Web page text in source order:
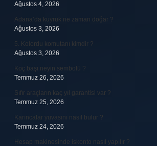
Ağustos 4, 2026
Adana’da kuyruk ne zaman doğar ?
Ağustos 3, 2026
5. Kolordu komutanı kimdir ?
Ağustos 3, 2026
Koç başı neyin sembolü ?
Temmuz 26, 2026
Sıfır araçların kaç yıl garantisi var ?
Temmuz 25, 2026
Karıncalar yuvasını nasıl bulur ?
Temmuz 24, 2026
Hesap makinesinde iskonto nasıl yapılır ?